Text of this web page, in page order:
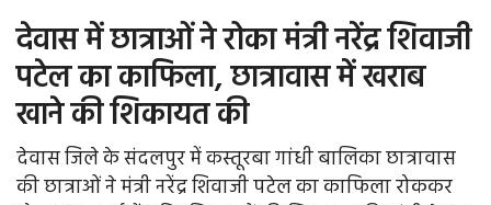
Office Office
Political Gossips
Farm & Food
देवास में छात्राओं ने रोका मंत्री नरेंद्र शिवाजी
पटेल का काफिला, छात्रावास में खराब
खाने की शिकायत की
देवास जिले के संदलपुर में कस्तूरबा गांधी बालिका छात्रावास
की छात्राओं ने मंत्री नरेंद्र शिवाजी पटेल का काफिला रोककर